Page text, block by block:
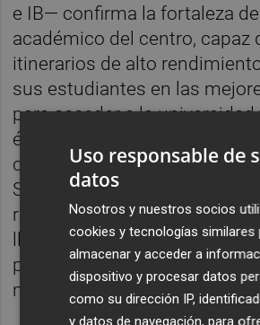
e IB— confirma la fortaleza
académico del centro, capaz
itinerarios de alto
sus estudiantes en las
para acceder a la
éxito los retos futuros. Estos
consolidan a Agora Lledó
School como un referente
región y un motivo de orgullo
llevando el nombre de la
primeros puestos
nacionales.
Uso responsable de
datos
Nosotros y nuestros socios
cookies y tecnologías similares
almacenar y acceder a
dispositivo y procesar datos
como su dirección IP,
y datos de navegación, para